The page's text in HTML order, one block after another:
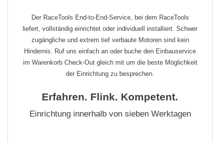
Der RaceTools End-to-End-Service, bei dem RaceTools
liefert, vollständig einrichtet oder individuell installiert. Schwer
zugängliche und extrem tief verbaute Motoren sind kein
Hindernis. Ruf uns einfach an oder buche den Einbauservice
im Warenkorb Check-Out gleich mit um die beste Möglichkeit
der Einrichtung zu besprechen.
Erfahren. Flink. Kompetent.
Einrichtung innerhalb von sieben Werktagen